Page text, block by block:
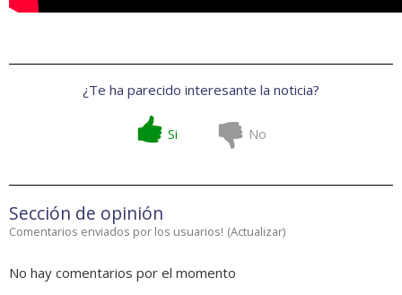
¿Te ha parecido interesante la noticia?
Si No
Sección de opinión
Comentarios enviados por los usuarios! (Actualizar)
No hay comentarios por el momento